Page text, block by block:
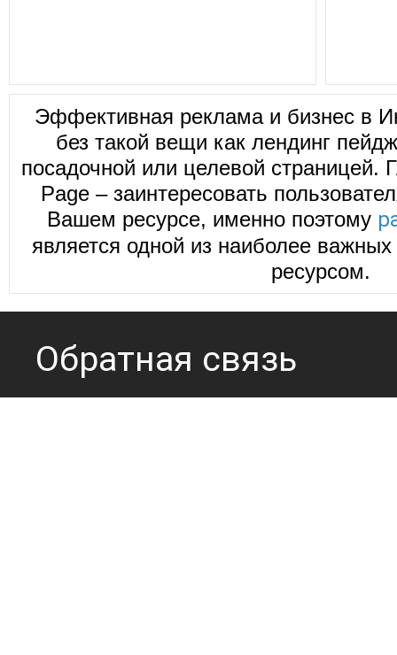
Эффективная реклама и бизнес в
без такой вещи как лендинг
посадочной или целевой страницей.
Page – заинтересовать
Вашем ресурсе, именно поэтому
является одной из наиболее
ресурсом.
Обратная связь